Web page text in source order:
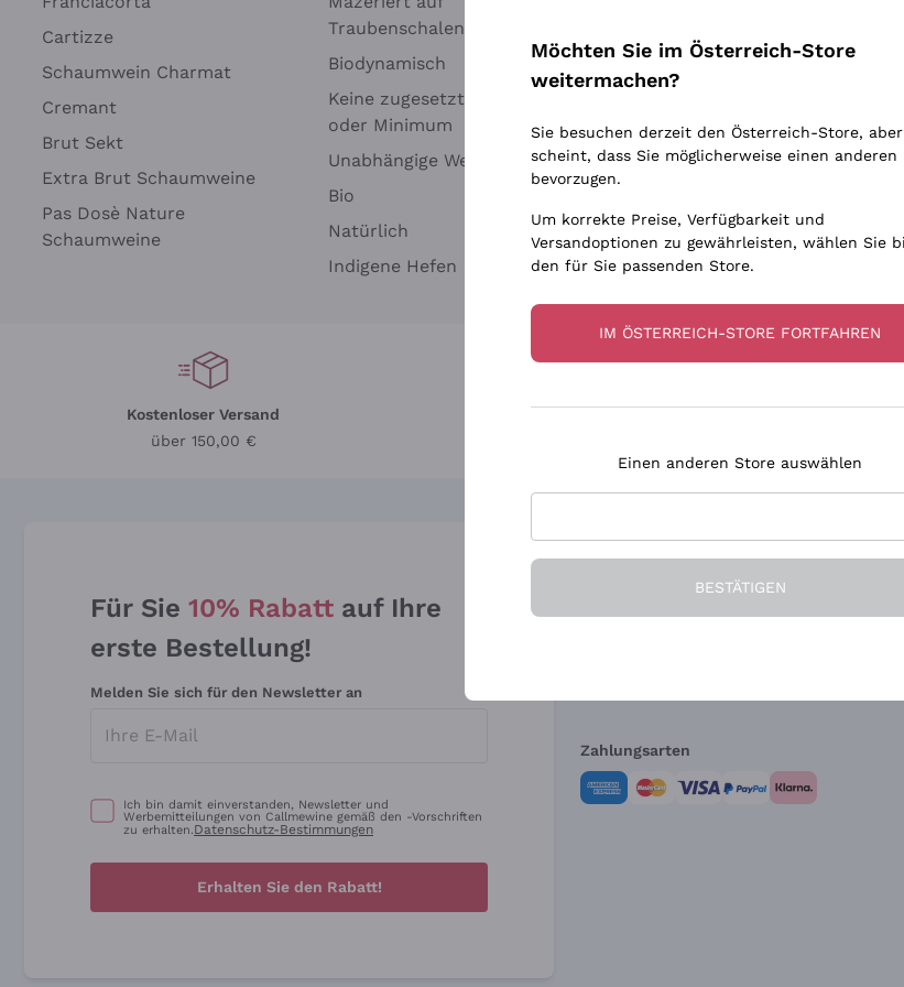
Cartizze
Schaumwein Charmat
Cremant
Brut Sekt
Extra Brut Schaumweine
Pas Dosè Nature
Schaumweine
Traubenschalen
Biodynamisch
Keine zugesetzten Sulfite
oder Minimum
Unabhängige Weinbauern
Bio
Natürlich
Indigene Hefen
Occhipinti Arianna
Biondi Santi
Argiolas
Zenato
Ca' dei Frati
Kostenloser Versand
über 150,00 €
Für Sie 10% Rabatt auf Ihre
erste Bestellung!
Melden Sie sich für den Newsletter an
Ich bin damit einverstanden, Newsletter und
Werbemitteilungen von Callmewine gemäß den -Vorschriften
zu erhalten.Datenschutz-Bestimmungen
Erhalten Sie den Rabatt!
Die Firma
Zahlungsarten
Weitere Informationen finden Sie in unseremDatenschutz-
Möchten Sie im Österreich-Store
weitermachen?
Sie besuchen derzeit den Österreich-Store,
scheint, dass Sie möglicherweise einen anderen
bevorzugen.
Um korrekte Preise, Verfügbarkeit und
Versandoptionen zu gewährleisten, wählen Sie
den für Sie passenden Store.
IM ÖSTERREICH-STORE FORTFAHREN
Einen anderen Store auswählen
BESTÄTIGEN